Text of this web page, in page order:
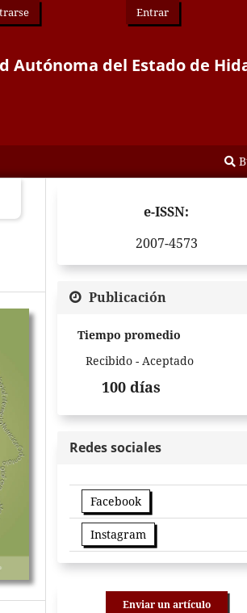
Autónoma del Estado de
Entrar
e-ISSN:
2007-4573
Publicación
Tiempo promedio
Recibido - Aceptado
100 días
Redes sociales
Facebook
Instagram
Enviar un artículo